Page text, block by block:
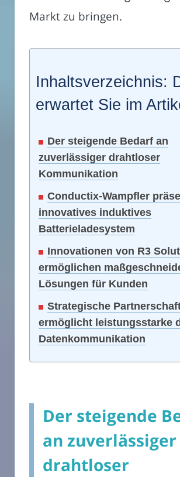
Markt zu bringen.
Inhaltsverzeichnis:
erwartet Sie im
Der steigende Bedarf an
zuverlässiger drahtloser
Kommunikation
Conductix-Wampfler
innovatives induktives
Batterieladesystem
Innovationen von R3
ermöglichen
Lösungen für Kunden
Strategische
ermöglicht leistungsstarke
Datenkommunikation
Der steigende
an zuverlässiger
drahtloser